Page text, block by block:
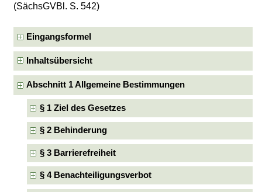
(SächsGVBl. S. 542)
Eingangsformel
Inhaltsübersicht
Abschnitt 1 Allgemeine Bestimmungen
§ 1 Ziel des Gesetzes
§ 2 Behinderung
§ 3 Barrierefreiheit
§ 4 Benachteiligungsverbot